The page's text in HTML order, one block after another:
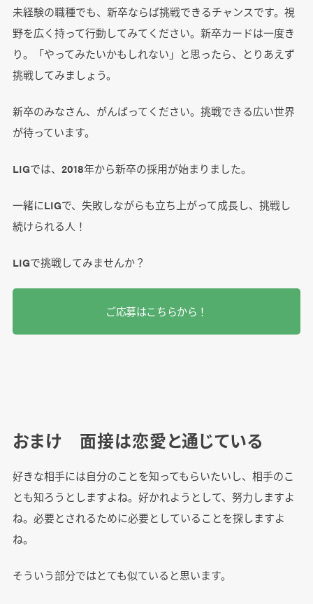
未経験の職種でも、新卒ならば挑戦できるチャンスです。視
野を広く持って行動してみてください。新卒カードは一度き
り。「やってみたいかもしれない」と思ったら、とりあえず
挑戦してみましょう。
新卒のみなさん、がんばってください。挑戦できる広い世界
が待っています。
LIGでは、2018年から新卒の採用が始まりました。
一緒にLIGで、失敗しながらも立ち上がって成長し、挑戦し
続けられる人！
LIGで挑戦してみませんか？
ご応募はこちらから！
おまけ 面接は恋愛と通じている
好きな相手には自分のことを知ってもらいたいし、相手のこ
とも知ろうとしますよね。好かれようとして、努力しますよ
ね。必要とされるために必要としていることを探しますよ
ね。
そういう部分ではとても似ていると思います。